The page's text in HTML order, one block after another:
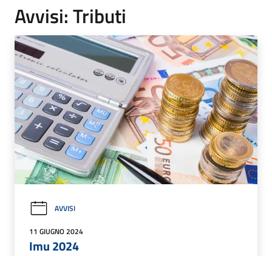
Avvisi: Tributi
AVVISI
11 GIUGNO 2024
Imu 2024